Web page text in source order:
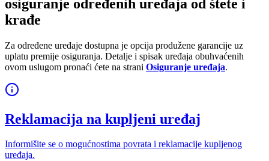
osiguranje određenih uređaja od štete i
krađe
Za određene uređaje dostupna je opcija produžene garancije uz
uplatu premije osiguranja. Detalje i spisak uređaja obuhvaćenih
ovom uslugom pronaći ćete na strani Osiguranje uređaja.
Reklamacija na kupljeni uređaj
Informišite se o mogućnostima povrata i reklamacije kupljenog
uređaja.